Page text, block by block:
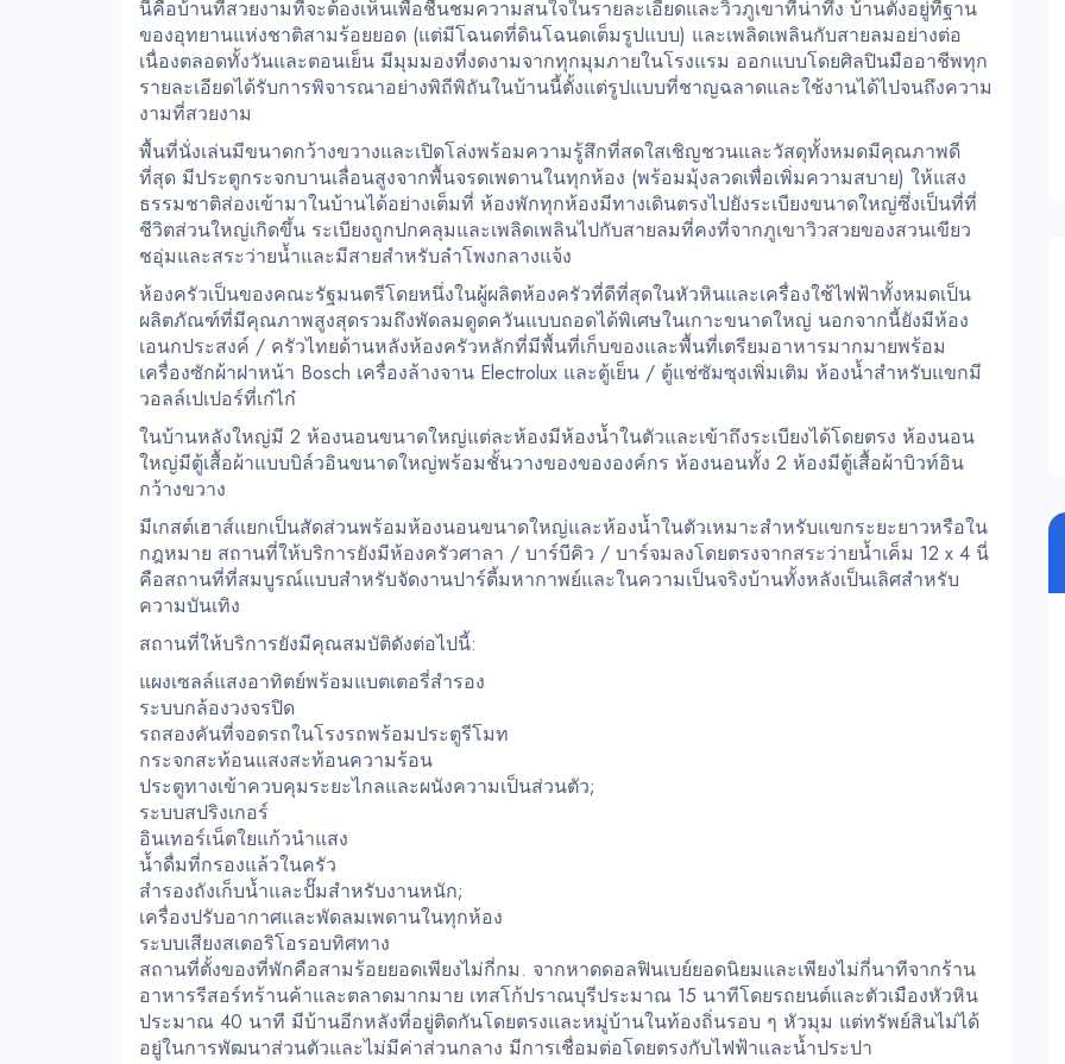
นี่คือบ้านที่สวยงามที่จะต้องเห็นเพื่อชื่นชมความสนใจในรายละเอียดและวิวภูเขาที่น่าทึ่ง บ้านตั้งอยู่ที่ฐาน
ของอุทยานแห่งชาติสามร้อยยอด (แต่มีโฉนดที่ดินโฉนดเต็มรูปแบบ) และเพลิดเพลินกับสายลมอย่างต่อ
เนื่องตลอดทั้งวันและตอนเย็น มีมุมมองที่งดงามจากทุกมุมภายในโรงแรม ออกแบบโดยศิลปินมืออาชีพทุก
รายละเอียดได้รับการพิจารณาอย่างพิถีพิถันในบ้านนี้ตั้งแต่รูปแบบที่ชาญฉลาดและใช้งานได้ไปจนถึงความ
งามที่สวยงาม
พื้นที่นั่งเล่นมีขนาดกว้างขวางและเปิดโล่งพร้อมความรู้สึกที่สดใสเชิญชวนและวัสดุทั้งหมดมีคุณภาพดี
ที่สุด มีประตูกระจกบานเลื่อนสูงจากพื้นจรดเพดานในทุกห้อง (พร้อมมุ้งลวดเพื่อเพิ่มความสบาย) ให้แสง
ธรรมชาติส่องเข้ามาในบ้านได้อย่างเต็มที่ ห้องพักทุกห้องมีทางเดินตรงไปยังระเบียงขนาดใหญ่ซึ่งเป็นที่ที่
ชีวิตส่วนใหญ่เกิดขึ้น ระเบียงถูกปกคลุมและเพลิดเพลินไปกับสายลมที่คงที่จากภูเขาวิวสวยของสวนเขียว
ชอุ่มและสระว่ายน้ำและมีสายสำหรับลำโพงกลางแจ้ง
ห้องครัวเป็นของคณะรัฐมนตรีโดยหนึ่งในผู้ผลิตห้องครัวที่ดีที่สุดในหัวหินและเครื่องใช้ไฟฟ้าทั้งหมดเป็น
ผลิตภัณฑ์ที่มีคุณภาพสูงสุดรวมถึงพัดลมดูดควันแบบถอดได้พิเศษในเกาะขนาดใหญ่ นอกจากนี้ยังมีห้อง
เอนกประสงค์ / ครัวไทยด้านหลังห้องครัวหลักที่มีพื้นที่เก็บของและพื้นที่เตรียมอาหารมากมายพร้อม
เครื่องซักผ้าฝาหน้า Bosch เครื่องล้างจาน Electrolux และตู้เย็น / ตู้แช่ซัมซุงเพิ่มเติม ห้องน้ำสำหรับแขกมี
วอลล์เปเปอร์ที่เก๋ไก๋
ในบ้านหลังใหญ่มี 2 ห้องนอนขนาดใหญ่แต่ละห้องมีห้องน้ำในตัวและเข้าถึงระเบียงได้โดยตรง ห้องนอน
ใหญ่มีตู้เสื้อผ้าแบบบิล์วอินขนาดใหญ่พร้อมชั้นวางของขององค์กร ห้องนอนทั้ง 2 ห้องมีตู้เสื้อผ้าบิวท์อิน
กว้างขวาง
มีเกสต์เฮาส์แยกเป็นสัดส่วนพร้อมห้องนอนขนาดใหญ่และห้องน้ำในตัวเหมาะสำหรับแขกระยะยาวหรือใน
กฎหมาย สถานที่ให้บริการยังมีห้องครัวศาลา / บาร์บีคิว / บาร์จมลงโดยตรงจากสระว่ายน้ำเค็ม 12 x 4 นี่
คือสถานที่ที่สมบูรณ์แบบสำหรับจัดงานปาร์ตี้มหากาพย์และในความเป็นจริงบ้านทั้งหลังเป็นเลิศสำหรับ
ความบันเทิง
สถานที่ให้บริการยังมีคุณสมบัติดังต่อไปนี้:
แผงเซลล์แสงอาทิตย์พร้อมแบตเตอรี่สำรอง
ระบบกล้องวงจรปิด
รถสองคันที่จอดรถในโรงรถพร้อมประตูรีโมท
กระจกสะท้อนแสงสะท้อนความร้อน
ประตูทางเข้าควบคุมระยะไกลและผนังความเป็นส่วนตัว;
ระบบสปริงเกอร์
อินเทอร์เน็ตใยแก้วนำแสง
น้ำดื่มที่กรองแล้วในครัว
สำรองถังเก็บน้ำและปั๊มสำหรับงานหนัก;
เครื่องปรับอากาศและพัดลมเพดานในทุกห้อง
ระบบเสียงสเตอริโอรอบทิศทาง
สถานที่ตั้งของที่พักคือสามร้อยยอดเพียงไม่กี่กม. จากหาดดอลฟินเบย์ยอดนิยมและเพียงไม่กี่นาทีจากร้าน
อาหารรีสอร์ทร้านค้าและตลาดมากมาย เทสโก้ปราณบุรีประมาณ 15 นาทีโดยรถยนต์และตัวเมืองหัวหิน
ประมาณ 40 นาที มีบ้านอีกหลังที่อยู่ติดกันโดยตรงและหมู่บ้านในท้องถิ่นรอบ ๆ หัวมุม แต่ทรัพย์สินไม่ได้
อยู่ในการพัฒนาส่วนตัวและไม่มีค่าส่วนกลาง มีการเชื่อมต่อโดยตรงกับไฟฟ้าและน้ำประปา